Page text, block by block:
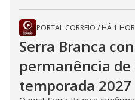
PORTAL CORREIO / HÁ 1
Serra Branca
permanência de
temporada 2027